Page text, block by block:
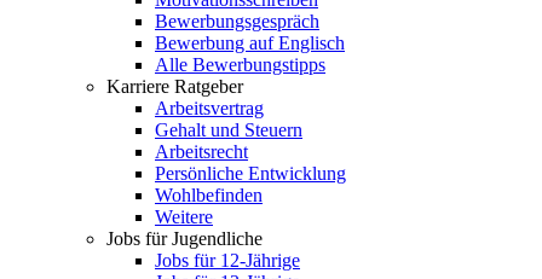
Bewerbungsgespräch
Bewerbung auf Englisch
Alle Bewerbungstipps
Karriere Ratgeber
Arbeitsvertrag
Gehalt und Steuern
Arbeitsrecht
Persönliche Entwicklung
Wohlbefinden
Weitere
Jobs für Jugendliche
Jobs für 12-Jährige